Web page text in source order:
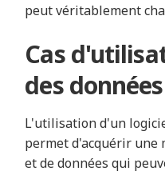
peut véritablement
Cas
des
L'utilisation d'un
permet d'acquérir une
et de données qui